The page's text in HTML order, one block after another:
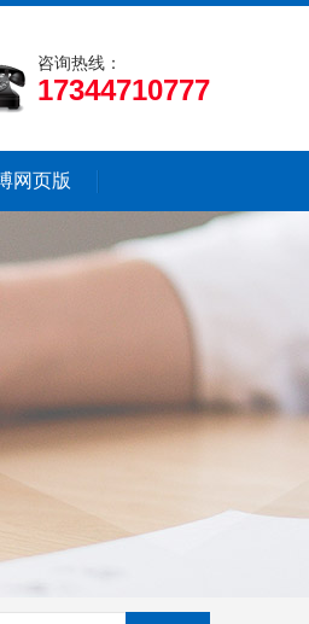
咨询热线：
17344710777
网页版